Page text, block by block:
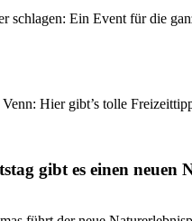
schlagen: Ein Event für die
Hier gibt’s tolle
gibt es einen neuen